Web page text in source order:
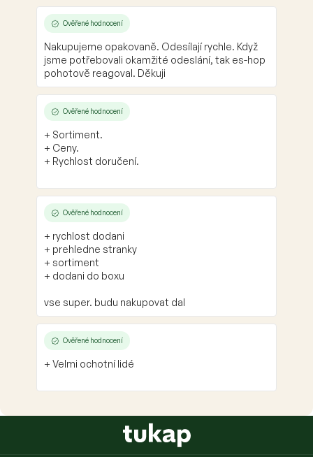
Ověřené hodnocení
Nakupujeme opakovaně. Odesílají rychle. Když
jsme potřebovali okamžité odeslání, tak es-hop
pohotově reagoval. Děkuji
Ověřené hodnocení
+ Sortiment.
+ Ceny.
+ Rychlost doručení.
Ověřené hodnocení
+ rychlost dodani
+ prehledne stranky
+ sortiment
+ dodani do boxu
vse super. budu nakupovat dal
Ověřené hodnocení
+ Velmi ochotní lidé